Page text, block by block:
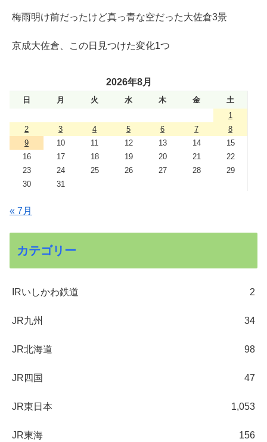
梅雨明け前だったけど真っ青な空だった大佐倉3景
京成大佐倉、この日見つけた変化1つ
2026年8月
日 月 火 水 木 金
土
1
2
3 4 5 6 7
8
9
10 11 12 13 14
15
16
17 18 19 20 21
22
23
24 25 26 27 28
29
30
31
« 7月
カテゴリー
IRいしかわ鉄道 2
JR九州 34
JR北海道 98
JR四国 47
JR東日本 1,053
JR東海 156